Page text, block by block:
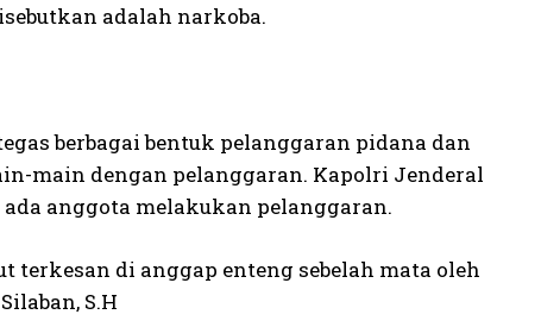
adalah narkoba.
berbagai bentuk pelanggaran pidana dan
main dengan pelanggaran. Kapolri Jenderal
anggota melakukan pelanggaran.
di anggap enteng sebelah mata oleh
S.H